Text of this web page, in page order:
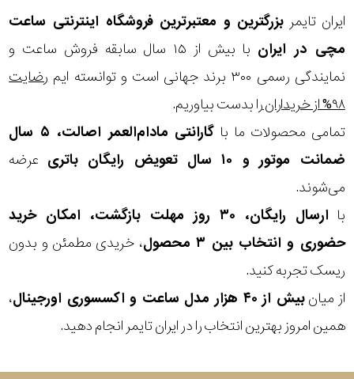
ایران تایمر بزرگترین و معتبرترین فروشگاه اینترنتی ساعت
مچی در ایران
با بیش از ۱۵ سال سابقه فروش ساعت و
نمایندگی رسمی ۳۰۰ برند جهانی است و توانسته ایم
رضایت
۹۸% از خریداران
را بدست بیاوریم.
تمامی محصولات ما با
گارانتی مادام‌العمر اصالت، ۵ سال
ضمانت موتور و ۱۰ سال تعویض رایگان باتری
عرضه
می‌شوند.
با
ارسال رایگان، ۳۰ روز مهلت بازگشت، امکان خرید
حضوری و انتخاب بین ۳ محصول
، خریدی مطمئن و بدون
ریسک تجربه کنید.
از میانبیش از ۴۰ هزار مدل ساعت و اکسسوری اورجینال
،
همین امروز بهترین انتخاب را در ایران تایمر انجام دهید.